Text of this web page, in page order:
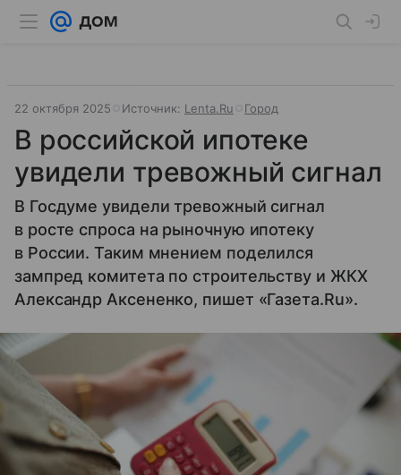
22 октября 2025 Источник: Lenta.Ru Город
В российской ипотеке
увидели тревожный сигнал
В Госдуме увидели тревожный сигнал
в росте спроса на рыночную ипотеку
в России. Таким мнением поделился
зампред комитета по строительству и ЖКХ
Александр Аксененко, пишет «Газета.Ru».